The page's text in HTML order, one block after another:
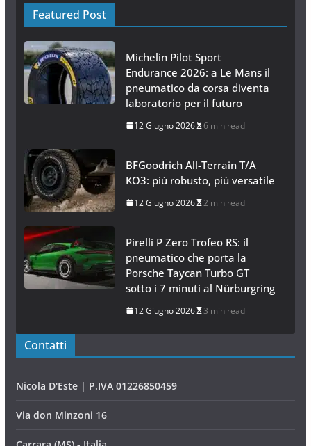
Featured Post
Michelin Pilot Sport
Endurance 2026: a Le Mans il
pneumatico da corsa diventa
laboratorio per il futuro
12 Giugno 2026 6 min read
BFGoodrich All-Terrain T/A
KO3: più robusto, più versatile
12 Giugno 2026 2 min read
Pirelli P Zero Trofeo RS: il
pneumatico che porta la
Porsche Taycan Turbo GT
sotto i 7 minuti al Nürburgring
12 Giugno 2026 3 min read
Contatti
Nicola D'Este | P.IVA 01226850459
Via don Minzoni 16